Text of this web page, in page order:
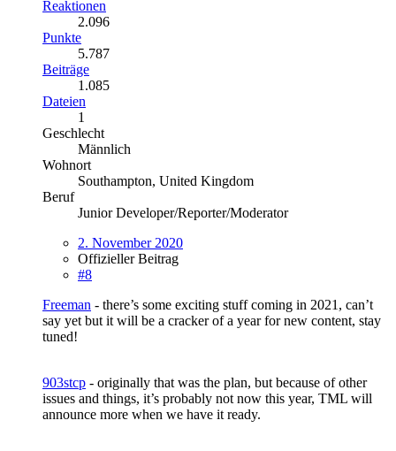
Reaktionen
2.096
Punkte
5.787
Beiträge
1.085
Dateien
1
Geschlecht
Männlich
Wohnort
Southampton, United Kingdom
Beruf
Junior Developer/Reporter/Moderator
2. November 2020
Offizieller Beitrag
#8
Freeman - there’s some exciting stuff coming in 2021, can’t
say yet but it will be a cracker of a year for new content, stay
tuned!
903stcp - originally that was the plan, but because of other
issues and things, it’s probably not now this year, TML will
announce more when we have it ready.